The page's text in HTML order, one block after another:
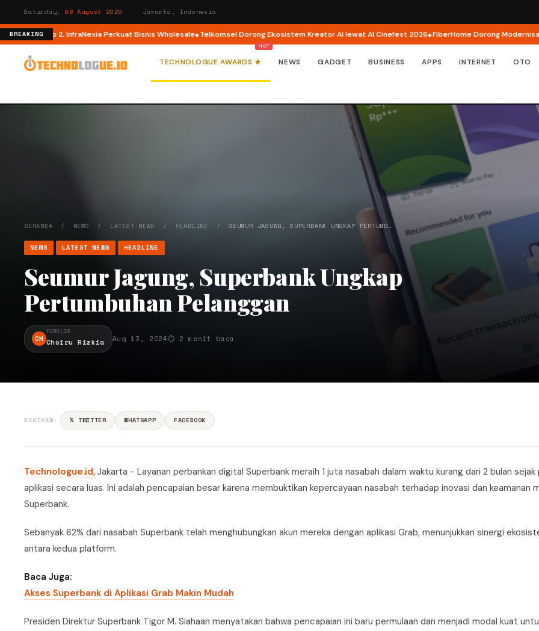
Saturday, 08 August 2026 · Jakarta, Indonesia
BREAKING
Tahap 2, InfraNexia Perkuat Bisnis Wholesale Telkomsel Dorong Ekosistem Kreator AI lewat AI Cinefest 2026 FiberHome Dorong Modernisasi
TECHNOLOGUE AWARDS ★ NEWS GADGET BUSINESS APPS INTERNET OTO
BERANDA / NEWS / LATEST NEWS / HEADLINE /SEUMUR JAGUNG, SUPERBANK UNGKAP PERTUMB…
NEWS LATEST NEWS HEADLINE
Seumur Jagung, Superbank Ungkap
Pertumbuhan Pelanggan
CH
PENULIS
Choiru Rizkia Aug 13, 2024⏱ 2 menit baca
BAGIKAN: 𝕏 TWITTER WHATSAPP FACEBOOK
Technologue.id, Jakarta - Layanan perbankan digital Superbank meraih 1 juta nasabah dalam waktu kurang dari 2 bulan sejak
aplikasi secara luas. Ini adalah pencapaian besar karena membuktikan kepercayaan nasabah terhadap inovasi dan keamanan
Superbank.
Sebanyak 62% dari nasabah Superbank telah menghubungkan akun mereka dengan aplikasi Grab, menunjukkan sinergi
antara kedua platform.
Baca Juga:
Akses Superbank di Aplikasi Grab Makin Mudah
Presiden Direktur Superbank Tigor M. Siahaan menyatakan bahwa pencapaian ini baru permulaan dan menjadi modal kuat